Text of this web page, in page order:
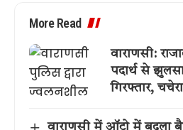
More Read
वाराणसी:
पदार्थ से
गिरफ्तार,
वाराणसी में ऑटो में बदला